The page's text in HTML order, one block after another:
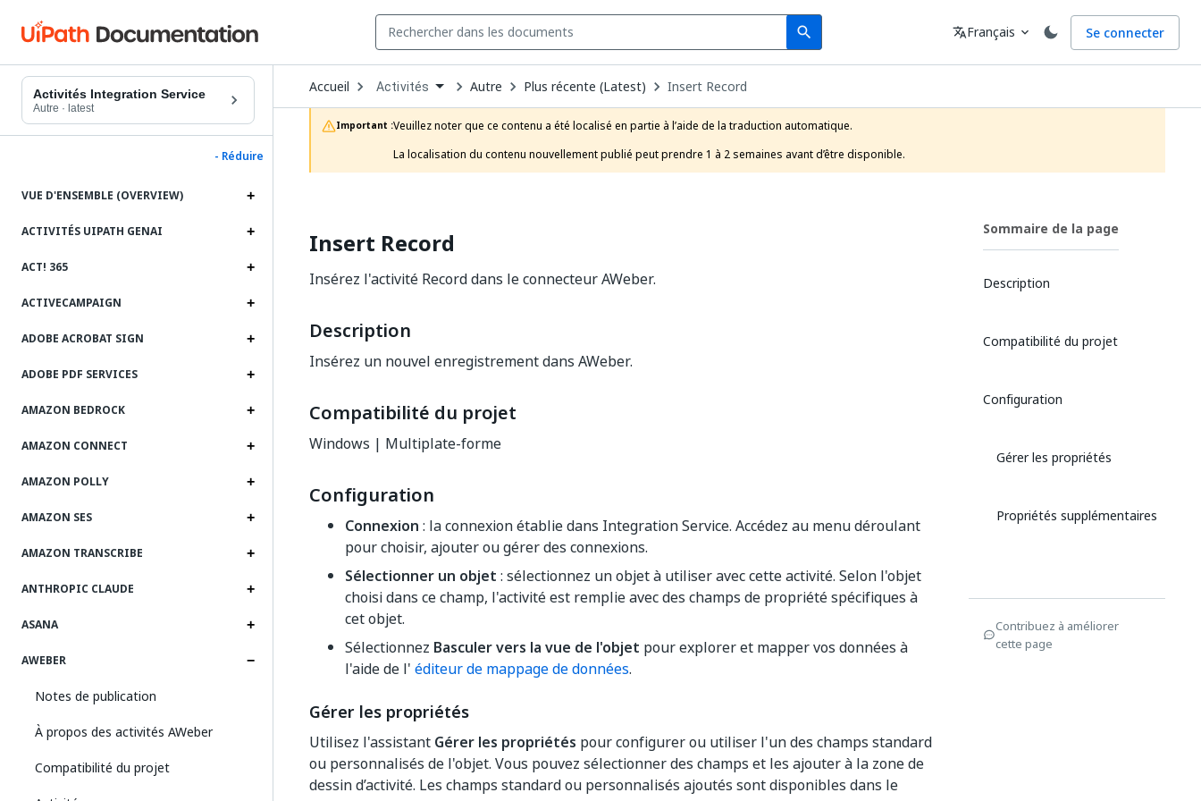
search
Search Langue
translateFrançais expand_more Se connecter
Activités Integration Service
Autre · latest
- Réduire
VUE D'ENSEMBLE (OVERVIEW)
ACTIVITÉS UIPATH GENAI
ACT! 365
ACTIVECAMPAIGN
ADOBE ACROBAT SIGN
ADOBE PDF SERVICES
AMAZON BEDROCK
AMAZON CONNECT
AMAZON POLLY
AMAZON SES
AMAZON TRANSCRIBE
ANTHROPIC CLAUDE
ASANA
AWEBER
Notes de publication
À propos des activités AWeber
Compatibilité du projet
Accueil Open
Dropdown
to
choose
product
Activités Autre Plus récente (Latest) Insert Record
Important :Veuillez noter que ce contenu a été localisé en partie à l’aide de la traduction automatique.
La localisation du contenu nouvellement publié peut prendre 1 à 2 semaines avant d’être disponible.
Insert Record
Insérez l'activité Record dans le connecteur AWeber.
Description
Insérez un nouvel enregistrement dans AWeber.
Compatibilité du projet
Windows | Multiplate-forme
Configuration
Connexion : la connexion établie dans Integration Service. Accédez au menu déroulant
pour choisir, ajouter ou gérer des connexions.
Sélectionner un objet : sélectionnez un objet à utiliser avec cette activité. Selon l'objet
choisi dans ce champ, l'activité est remplie avec des champs de propriété spécifiques à
cet objet.
Sélectionnez Basculer vers la vue de l'objet pour explorer et mapper vos données à
l'aide de l' éditeur de mappage de données.
Gérer les propriétés
Utilisez l'assistant Gérer les propriétés pour configurer ou utiliser l'un des champs standard
ou personnalisés de l'objet. Vous pouvez sélectionner des champs et les ajouter à la zone de
dessin d’activité. Les champs standard ou personnalisés ajoutés sont disponibles dans le
Sommaire de la page
Description
Compatibilité du projet
Configuration
Gérer les propriétés
Propriétés supplémentaires
Contribuez à améliorer
cette page